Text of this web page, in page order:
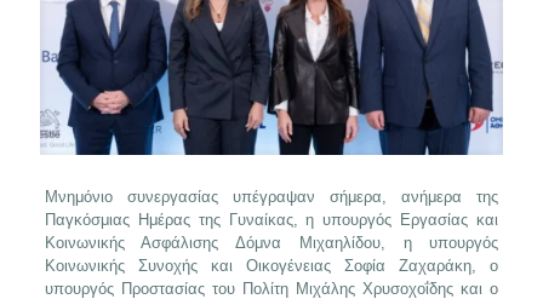
Μνημόνιο συνεργασίας υπέγραψαν σήμερα, ανήμερα της
Παγκόσμιας Ημέρας της Γυναίκας, η υπουργός Εργασίας και
Κοινωνικής Ασφάλισης Δόμνα Μιχαηλίδου, η υπουργός
Κοινωνικής Συνοχής και Οικογένειας Σοφία Ζαχαράκη, ο
υπουργός Προστασίας του Πολίτη Μιχάλης Χρυσοχοΐδης και ο